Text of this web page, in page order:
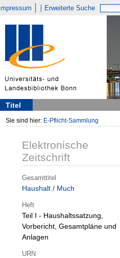
Impressum Erweiterte Suche
Titel
Sie sind hier: E-Pflicht-Sammlung
Elektronische
Zeitschrift
Gesamttitel
Haushalt / Much
Heft
Teil I - Haushaltssatzung,
Vorbericht, Gesamtpläne und
Anlagen
URN